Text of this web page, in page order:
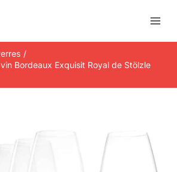
Bordeaux Exquisit Royal de Stölzle